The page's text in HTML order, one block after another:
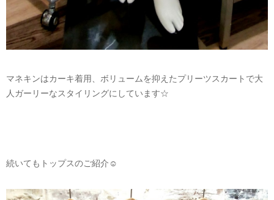
マネキンはカーキ着用、ボリュームを抑えたプリーツスカートで大
人ガーリーなスタイリングにしています☆
続いてもトップスのご紹介☺